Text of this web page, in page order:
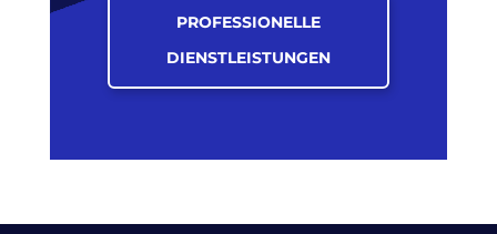
PROFESSIONELLE
DIENSTLEISTUNGEN